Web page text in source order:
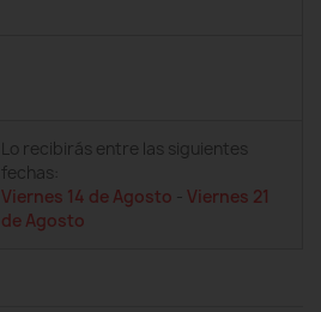
Lo recibirás entre las siguientes
fechas:
Viernes 14 de Agosto -Viernes 21
de Agosto